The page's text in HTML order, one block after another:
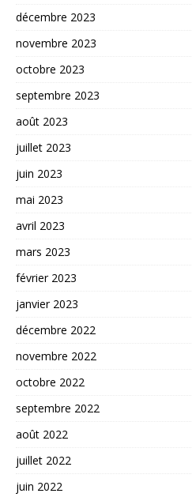
décembre 2023
novembre 2023
octobre 2023
septembre 2023
août 2023
juillet 2023
juin 2023
mai 2023
avril 2023
mars 2023
février 2023
janvier 2023
décembre 2022
novembre 2022
octobre 2022
septembre 2022
août 2022
juillet 2022
juin 2022